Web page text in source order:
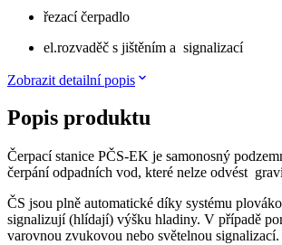
řezací čerpadlo
el.rozvaděč s jištěním a signalizací
Zobrazit detailní popis
Popis produktu
Čerpací stanice PČS-EK je samonosný
čerpání odpadních vod, které nelze odvést
ČS jsou plně automatické díky systému
signalizují (hlídají) výšku hladiny. V případě
varovnou zvukovou nebo světelnou signalizací.